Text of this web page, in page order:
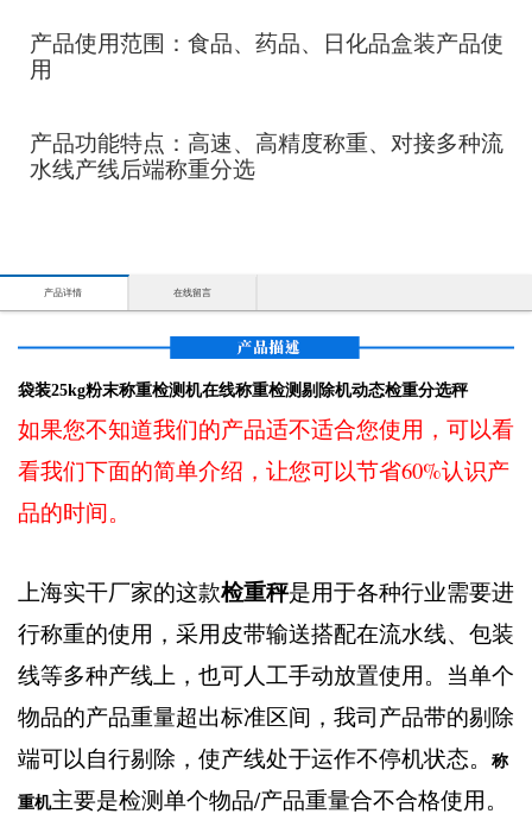
产品使用范围：食品、药品、日化品盒装产品使
用
产品功能特点：高速、高精度称重、对接多种流
水线产线后端称重分选
产品详情 在线留言
袋装25kg粉末称重检测机在线称重检测剔除机动态检重分选秤
如果您不知道我们的产品适不适合您使用，可以看
看我们下面的简单介绍，让您可以节省60%认识产
品的时间。
上海实干厂家的这款检重秤是用于各种行业需要进
行称重的使用，采用皮带输送搭配在流水线、包装
线等多种产线上，也可人工手动放置使用。当单个
物品的产品重量超出标准区间，我司产品带的剔除
端可以自行剔除，使产线处于运作不停机状态。
称
重机主要是检测单个物品/产品重量合不合格使用。